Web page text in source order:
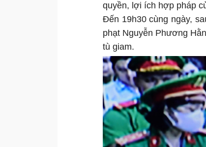
quyền, lợi ích hợp pháp
Đến 19h30 cùng ngày,
phạt Nguyễn Phương
tù giam.